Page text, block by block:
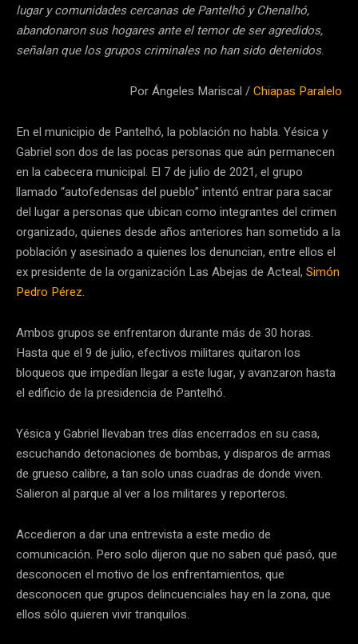
lugar y comunidades cercanas de Pantelhó y Chenalhó,
abandonaron sus hogares ante el temor de ser agredidos,
señalan que los grupos criminales no han sido detenidos.
Por Ángeles Mariscal /Chiapas Paralelo
En el municipio de Pantelhó, la población no habla. Yésica y
Gabriel son dos de las pocas personas que aún permanecen
en la cabecera municipal. El 7 de julio de 2021, el grupo
llamado “autofedensas del pueblo” intentó entrar para sacar
del lugar a personas que ubican como integrantes del crimen
organizado, quienes desde años anteriores han sometido a la
población y asesinado a quienes los denuncian, entre ellos el
ex presidente de la organización Las Abejas de Acteal, Simón
Pedro Pérez.
Ambos grupos se enfrentaron durante más de 30 horas.
Hasta que el 9 de julio, efectivos militares quitaron los
bloqueos que impedían llegar a este lugar, y avanzaron hasta
el edificio de la presidencia de Pantelhó.
Yésica y Gabriel llevaban tres días encerrados en su casa,
escuchando detonaciones de bombas, y disparos de armas
de grueso calibre, a tan solo unas cuadras de donde viven.
Salieron al parque al ver a los militares y reporteros.
Accedieron a dar una entrevista a este medio de
comunicación. Pero solo dijeron que no saben qué pasó, que
desconocen el motivo de los enfrentamientos, que
desconocen que grupos delincuenciales hay en la zona, que
ellos sólo quieren vivir tranquilos.